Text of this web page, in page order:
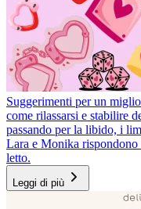
Suggerimenti per un
come rilassarsi e stabilire
passando per la libido, i
Lara e Monika rispondono
letto.
Leggi di più